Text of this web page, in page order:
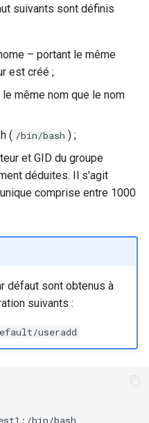
suivants sont définis
– portant le même
est créé ;
même nom que le nom
( /bin/bash ) ;
et GID du groupe
déduites. Il s'agit
comprise entre 1000
défaut sont obtenus à
suivants :
useradd
bin/bash